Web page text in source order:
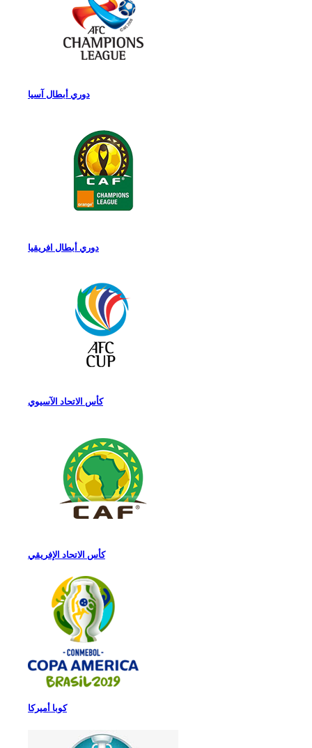
دوري أبطال آسيا
دوري أبطال افريقيا
كأس الاتحاد الآسيوي
كأس الاتحاد الإفريقي
كوبا أميركا